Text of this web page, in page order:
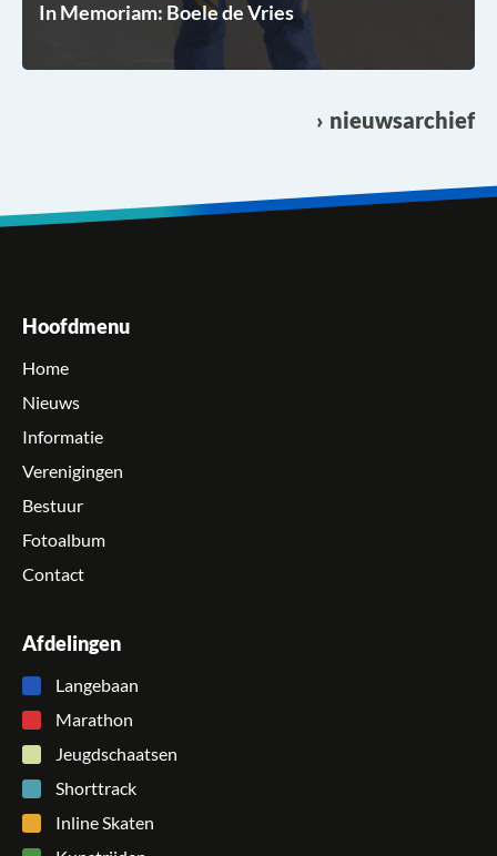
In Memoriam: Boele de Vries
nieuwsarchief
Hoofdmenu
Home
Nieuws
Informatie
Verenigingen
Bestuur
Fotoalbum
Contact
Afdelingen
Langebaan
Marathon
Jeugdschaatsen
Shorttrack
Inline Skaten